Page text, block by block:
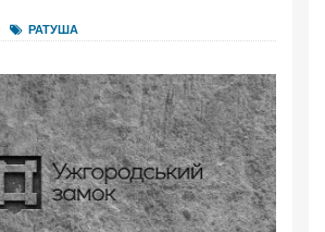
РАТУША